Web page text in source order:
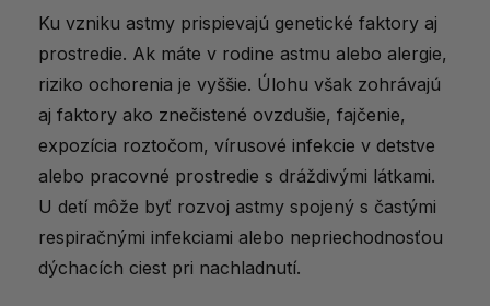
Čo vám na astmu poradia iné slovenské
články?
Ku vzniku astmy prispievajú genetické faktory aj
prostredie. Ak máte v rodine astmu alebo alergie,
riziko ochorenia je vyššie. Úlohu však zohrávajú
aj faktory ako znečistené ovzdušie, fajčenie,
expozícia roztočom, vírusové infekcie v detstve
alebo pracovné prostredie s dráždivými látkami.
U detí môže byť rozvoj astmy spojený s častými
respiračnými infekciami alebo nepriechodnosťou
dýchacích ciest pri nachladnutí.